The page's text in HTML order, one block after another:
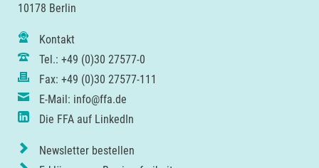
10178 Berlin
Kontakt
Tel.: +49 (0)30 27577-0
Fax: +49 (0)30 27577-111
E-Mail: info@ffa.de
Die FFA auf LinkedIn
Newsletter bestellen